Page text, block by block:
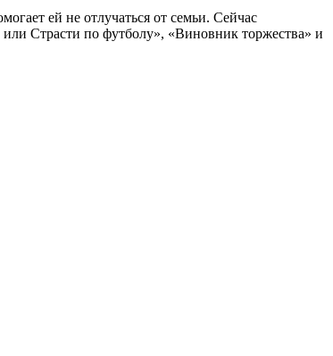
ей не отлучаться от семьи. Сейчас
Страсти по футболу», «Виновник торжества» и